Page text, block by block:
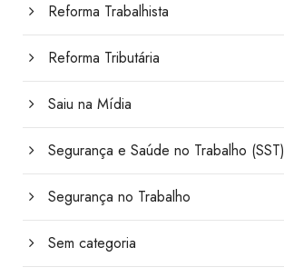
Reforma Trabalhista
Reforma Tributária
Saiu na Mídia
Segurança e Saúde no Trabalho (SST)
Segurança no Trabalho
Sem categoria